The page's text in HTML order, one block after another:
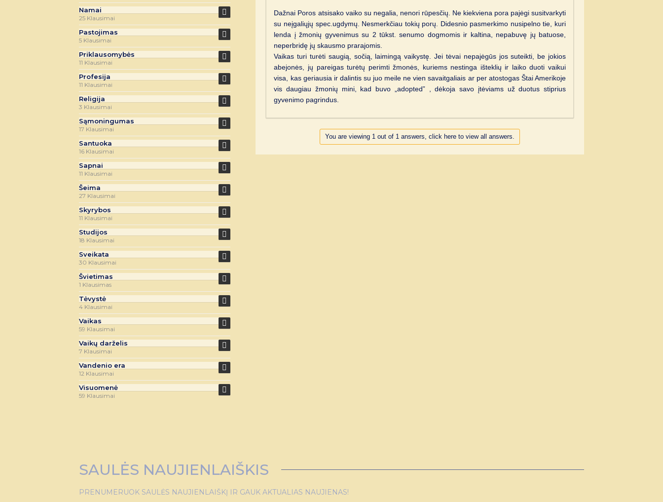
Dažnai Poros atsisako vaiko su negalia, nenori rūpesčių. Ne kiekviena pora pajėgi susitvarkyti
su neįgaliųjų spec.ugdymų. Nesmerkčiau tokių porų. Didesnio pasmerkimo nusipelno tie, kuri
lenda į žmonių gyvenimus su 2 tūkst. senumo dogmomis ir kaltina, nepabuvę jų batuose,
neperbridę jų skausmo prarajomis.
Vaikas turi turėti saugią, sočią, laimingą vaikystę. Jei tėvai nepajėgūs jos suteikti, be jokios
abejonės, jų pareigas turėtų perimti žmonės, kuriems nestinga išteklių ir laiko duoti vaikui
visa, kas geriausia ir dalintis su juo meile ne vien savaitgaliais ar per atostogas Štai Amerikoje
vis daugiau žmonių mini, kad buvo „adopted” , dėkoja savo įtėviams už duotus stiprius
gyvenimo pagrindus.
You are viewing 1 out of 1 answers, click here to view all answers.
Namai
25 Klausimai
Pastojimas
5 Klausimai
Priklausomybės
11 Klausimai
Profesija
11 Klausimai
Religija
3 Klausimai
Sąmoningumas
17 Klausimai
Santuoka
16 Klausimai
Sapnai
11 Klausimai
Šeima
27 Klausimai
Skyrybos
11 Klausimai
Studijos
18 Klausimai
Sveikata
30 Klausimai
Švietimas
1 Klausimas
Tėvystė
4 Klausimai
Vaikas
59 Klausimai
Vaikų darželis
7 Klausimai
Vandenio era
12 Klausimai
Visuomenė
59 Klausimai
SAULĖS NAUJIENLAIŠKIS
PRENUMERUOK SAULĖS NAUJIENLAIŠKĮ IR GAUK AKTUALIAS NAUJIENAS!